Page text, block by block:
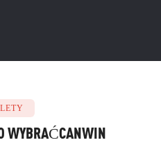
WYBRAĆCANWIN